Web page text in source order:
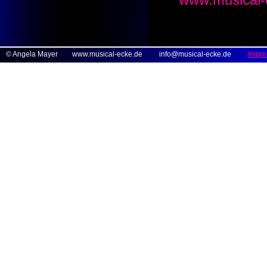
© Angela Mayer www.musical-ecke.de info@musical-ecke.de